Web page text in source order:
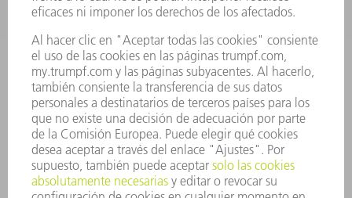
PERFIL DE LA EMPRESA
INFORME ANUAL
PRINCIPIOS CORPORATIVOS
CUMPLIMIENTO
SISTEMA DE INFORMADORES
SEGURIDAD
COMUNICADOS DE PRENSA
REVISTAS
SOSTENIBILIDAD
MEDIO AMBIENTE Y CLIMA
SOCIEDAD Y EMPRESA